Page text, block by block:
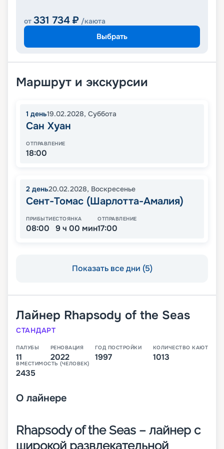
от 331 734 ₽ /каюта
Выбрать
Маршрут и экскурсии
1 день19.02.2028, Суббота
Сан Хуан
ОТПРАВЛЕНИЕ
18:00
2 день20.02.2028, Воскресенье
Сент-Томас (Шарлотта-Амалия)
ПРИБЫТИЕ
08:00
СТОЯНКА
9 ч 00 мин
ОТПРАВЛЕНИЕ
17:00
Показать все дни (5)
Лайнер Rhapsody of the Seas
СТАНДАРТ
ПАЛУБЫ
11
РЕНОВАЦИЯ
2022
ГОД ПОСТРОЙКИ
1997
КОЛИЧЕСТВО КАЮТ
1013
ВМЕСТИМОСТЬ (ЧЕЛОВЕК)
2435
О лайнере
Rhapsody of the Seas – лайнер с
широкой развлекательной